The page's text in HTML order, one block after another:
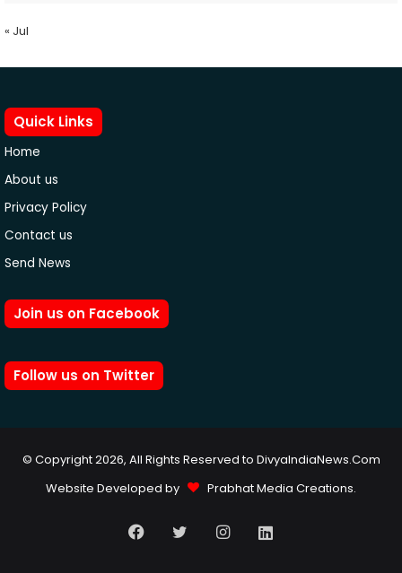
« Jul
Quick Links
Home
About us
Privacy Policy
Contact us
Send News
Join us on Facebook
Follow us on Twitter
© Copyright 2026, All Rights Reserved to DivyaIndiaNews.Com
Website Developed by
Prabhat Media Creations.
Facebook
TwitterInstagram
LinkedIn